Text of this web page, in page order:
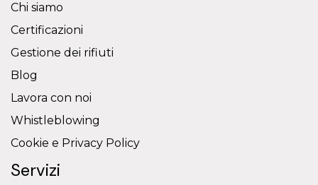
Chi siamo
Certificazioni
Gestione dei rifiuti
Blog
Lavora con noi
Whistleblowing
Cookie e Privacy Policy
Servizi